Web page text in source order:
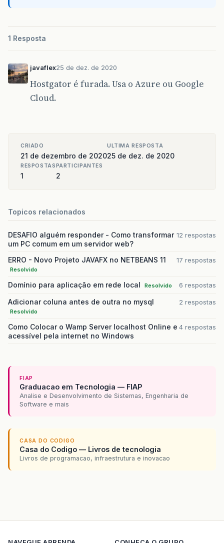
1 Resposta
javaflex25 de dez. de 2020
Hostgator é furada. Usa o Azure ou Google
Cloud.
CRIADO
21 de dezembro de 2020
ULTIMA RESPOSTA
25 de dez. de 2020
RESPOSTAS
1
PARTICIPANTES
2
Topicos relacionados
DESAFIO alguém responder - Como transformar
um PC comum em um servidor web?
12 respostas
ERRO - Novo Projeto JAVAFX no NETBEANS 11
Resolvido
17 respostas
Domínio para aplicação em rede local Resolvido 6 respostas
Adicionar coluna antes de outra no mysql
Resolvido
2 respostas
Como Colocar o Wamp Server localhost Online e
acessível pela internet no Windows
4 respostas
FIAP
Graduacao em Tecnologia — FIAP
Analise e Desenvolvimento de Sistemas, Engenharia de
Software e mais
CASA DO CODIGO
Casa do Codigo — Livros de tecnologia
Livros de programacao, infraestrutura e inovacao